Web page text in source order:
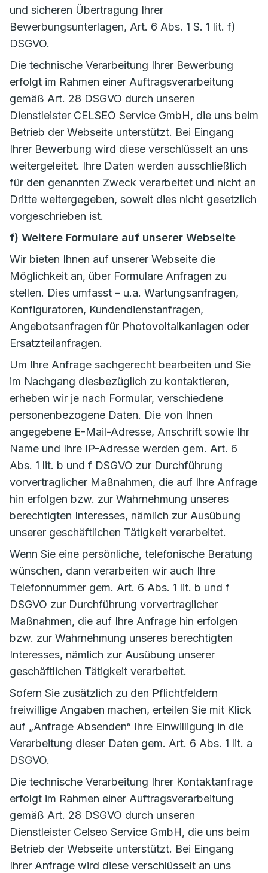
und sicheren Übertragung Ihrer
Bewerbungsunterlagen, Art. 6 Abs. 1 S. 1 lit. f)
DSGVO.
Die technische Verarbeitung Ihrer Bewerbung
erfolgt im Rahmen einer Auftragsverarbeitung
gemäß Art. 28 DSGVO durch unseren
Dienstleister CELSEO Service GmbH, die uns beim
Betrieb der Webseite unterstützt. Bei Eingang
Ihrer Bewerbung wird diese verschlüsselt an uns
weitergeleitet. Ihre Daten werden ausschließlich
für den genannten Zweck verarbeitet und nicht an
Dritte weitergegeben, soweit dies nicht gesetzlich
vorgeschrieben ist.
f) Weitere Formulare auf unserer Webseite
Wir bieten Ihnen auf unserer Webseite die
Möglichkeit an, über Formulare Anfragen zu
stellen. Dies umfasst – u.a. Wartungsanfragen,
Konfiguratoren, Kundendienstanfragen,
Angebotsanfragen für Photovoltaikanlagen oder
Ersatzteilanfragen.
Um Ihre Anfrage sachgerecht bearbeiten und Sie
im Nachgang diesbezüglich zu kontaktieren,
erheben wir je nach Formular, verschiedene
personenbezogene Daten. Die von Ihnen
angegebene E-Mail-Adresse, Anschrift sowie Ihr
Name und Ihre IP-Adresse werden gem. Art. 6
Abs. 1 lit. b und f DSGVO zur Durchführung
vorvertraglicher Maßnahmen, die auf Ihre Anfrage
hin erfolgen bzw. zur Wahrnehmung unseres
berechtigten Interesses, nämlich zur Ausübung
unserer geschäftlichen Tätigkeit verarbeitet.
Wenn Sie eine persönliche, telefonische Beratung
wünschen, dann verarbeiten wir auch Ihre
Telefonnummer gem. Art. 6 Abs. 1 lit. b und f
DSGVO zur Durchführung vorvertraglicher
Maßnahmen, die auf Ihre Anfrage hin erfolgen
bzw. zur Wahrnehmung unseres berechtigten
Interesses, nämlich zur Ausübung unserer
geschäftlichen Tätigkeit verarbeitet.
Sofern Sie zusätzlich zu den Pflichtfeldern
freiwillige Angaben machen, erteilen Sie mit Klick
auf „Anfrage Absenden“ Ihre Einwilligung in die
Verarbeitung dieser Daten gem. Art. 6 Abs. 1 lit. a
DSGVO.
Die technische Verarbeitung Ihrer Kontaktanfrage
erfolgt im Rahmen einer Auftragsverarbeitung
gemäß Art. 28 DSGVO durch unseren
Dienstleister Celseo Service GmbH, die uns beim
Betrieb der Webseite unterstützt. Bei Eingang
Ihrer Anfrage wird diese verschlüsselt an uns